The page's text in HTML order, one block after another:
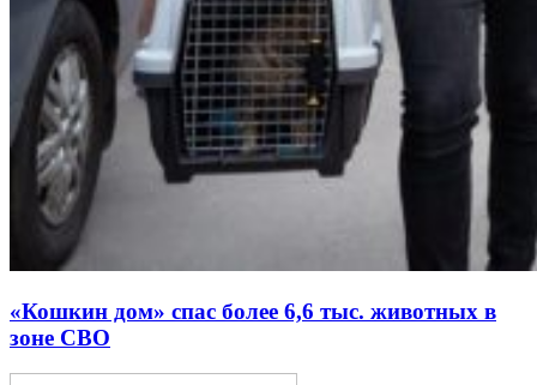
«Кошкин дом» спас более 6,6 тыс. животных в
зоне СВО